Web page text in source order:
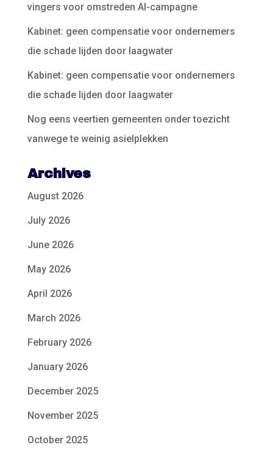
vingers voor omstreden AI-campagne
Kabinet: geen compensatie voor ondernemers
die schade lijden door laagwater
Kabinet: geen compensatie voor ondernemers
die schade lijden door laagwater
Nog eens veertien gemeenten onder toezicht
vanwege te weinig asielplekken
Archives
August 2026
July 2026
June 2026
May 2026
April 2026
March 2026
February 2026
January 2026
December 2025
November 2025
October 2025